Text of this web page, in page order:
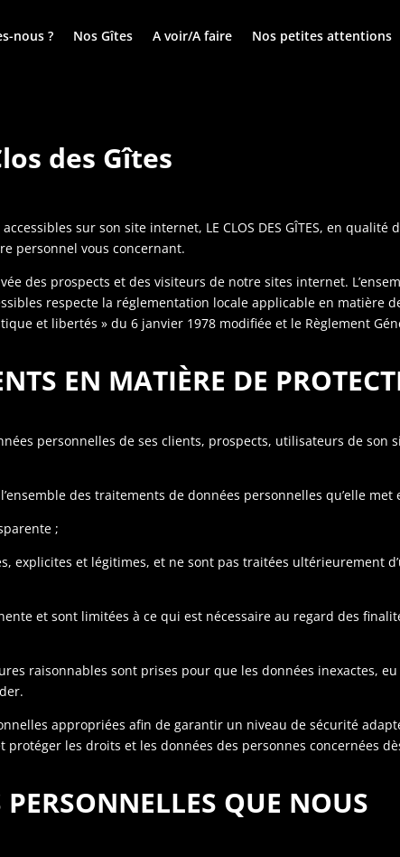
nous ? Nos Gîtes A voir/A faire Nos petites attentions
des Gîtes
sur son site internet, LE CLOS DES GÎTES, en qualité
personnel vous concernant.
des prospects et des visiteurs de notre sites internet.
respecte la réglementation locale applicable en matière
et libertés » du 6 janvier 1978 modifiée et le Règlement
EN MATIÈRE DE
personnelles de ses clients, prospects, utilisateurs de
des traitements de données personnelles qu’elle
;
explicites et légitimes, et ne sont pas traitées ultérieurement
et sont limitées à ce qui est nécessaire au regard des
raisonnables sont prises pour que les données inexactes,
appropriées afin de garantir un niveau de sécurité
les droits et les données des personnes concernées
QUE NOUS